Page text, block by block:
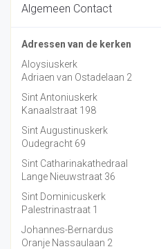
Algemeen Contact
Adressen van de kerken
Aloysiuskerk
Adriaen van Ostadelaan 2
Sint Antoniuskerk
Kanaalstraat 198
Sint Augustinuskerk
Oudegracht 69
Sint Catharinakathedraal
Lange Nieuwstraat 36
Sint Dominicuskerk
Palestrinastraat 1
Johannes-Bernardus
Oranje Nassaulaan 2